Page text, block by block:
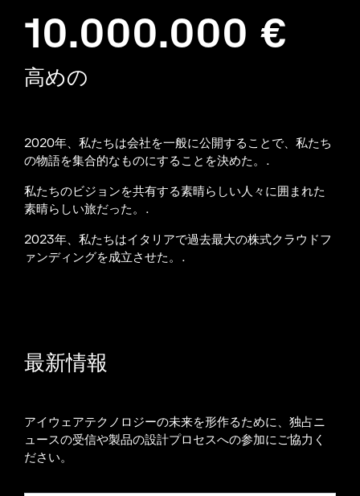
10.000.000 €
高めの
2020年、私たちは会社を一般に公開することで、私たち
の物語を集合的なものにすることを決めた。.
私たちのビジョンを共有する素晴らしい人々に囲まれた
素晴らしい旅だった。.
2023年、私たちはイタリアで過去最大の株式クラウドフ
ァンディングを成立させた。.
最新情報
アイウェアテクノロジーの未来を形作るために、独占ニ
ュースの受信や製品の設計プロセスへの参加にご協力く
ださい。